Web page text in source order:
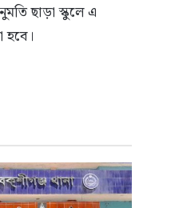
ছাড়া স্কুলে এ
হবে।